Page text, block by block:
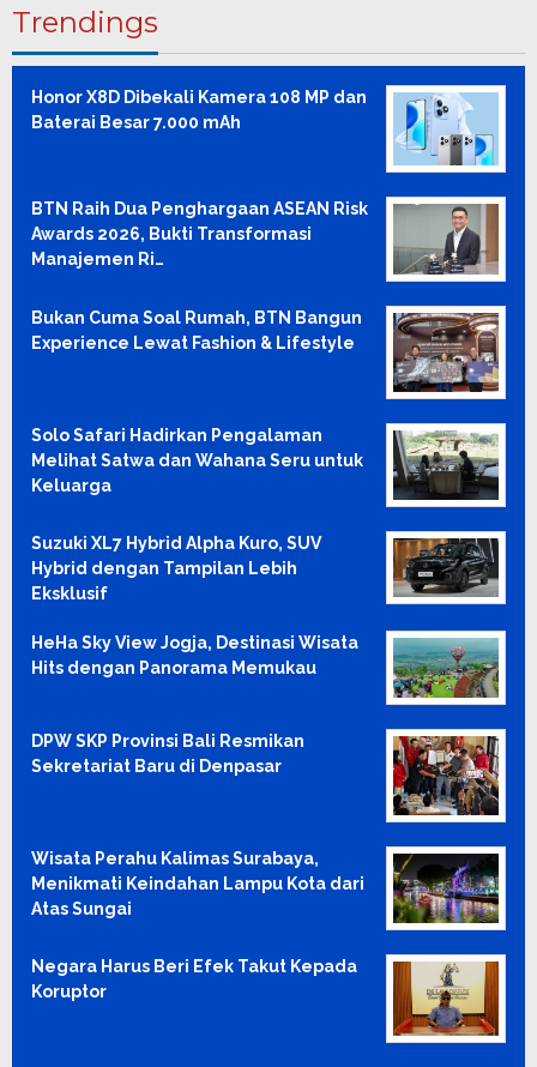
Trendings
Honor X8D Dibekali Kamera 108 MP dan
Baterai Besar 7.000 mAh
BTN Raih Dua Penghargaan ASEAN Risk
Awards 2026, Bukti Transformasi
Manajemen Ri…
Bukan Cuma Soal Rumah, BTN Bangun
Experience Lewat Fashion & Lifestyle
Solo Safari Hadirkan Pengalaman
Melihat Satwa dan Wahana Seru untuk
Keluarga
Suzuki XL7 Hybrid Alpha Kuro, SUV
Hybrid dengan Tampilan Lebih
Eksklusif
HeHa Sky View Jogja, Destinasi Wisata
Hits dengan Panorama Memukau
DPW SKP Provinsi Bali Resmikan
Sekretariat Baru di Denpasar
Wisata Perahu Kalimas Surabaya,
Menikmati Keindahan Lampu Kota dari
Atas Sungai
Negara Harus Beri Efek Takut Kepada
Koruptor